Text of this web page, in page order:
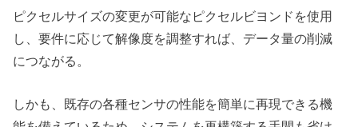
ピクセルサイズの変更が可能なピクセルビヨンドを使用
し、要件に応じて解像度を調整すれば、データ量の削減
につながる。
しかも、既存の各種センサの性能を簡単に再現できる機